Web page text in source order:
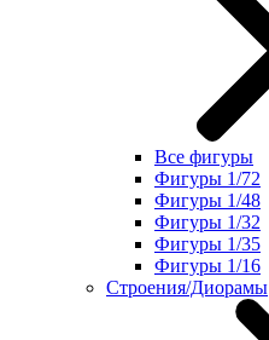
Все фигуры
Фигуры 1/72
Фигуры 1/48
Фигуры 1/32
Фигуры 1/35
Фигуры 1/16
Строения/Диорамы